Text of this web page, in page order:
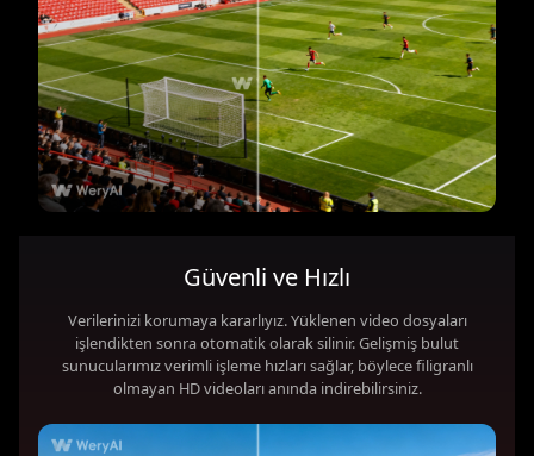
Güvenli ve Hızlı
Verilerinizi korumaya kararlıyız. Yüklenen video dosyaları
işlendikten sonra otomatik olarak silinir. Gelişmiş bulut
sunucularımız verimli işleme hızları sağlar, böylece filigranlı
olmayan HD videoları anında indirebilirsiniz.